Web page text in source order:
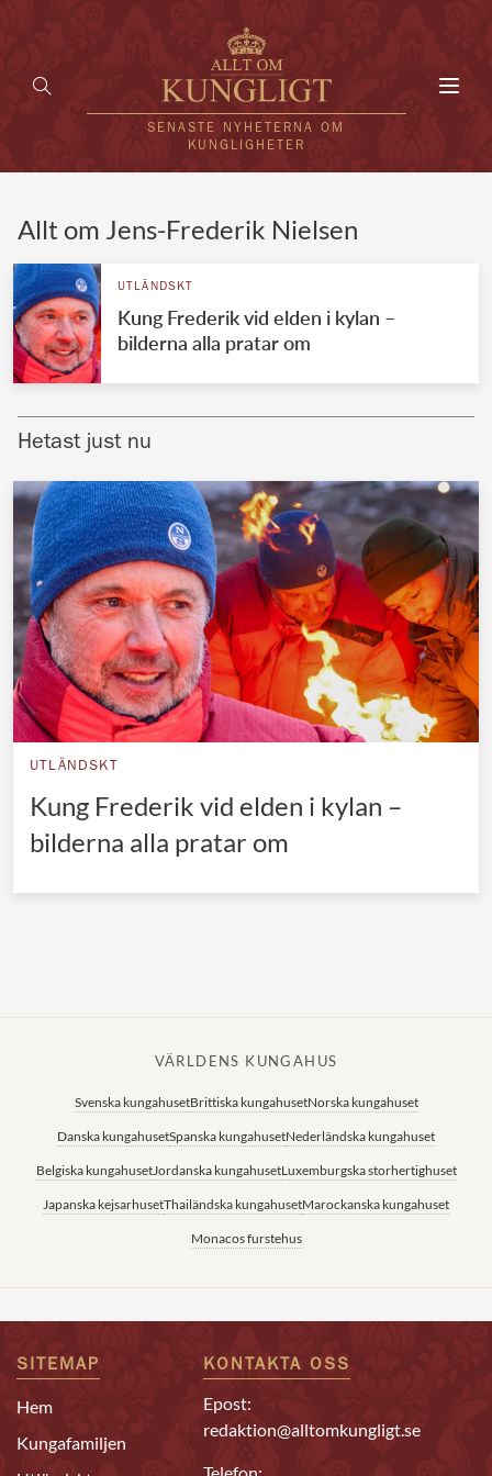
SENASTE NYHETERNA OM
KUNGLIGHETER
UTLÄNDSKT
VÄRLDENS KUNGAHUS
Brittiska kungahuset
Norska kungahuset
Danska kungahuset
Spanska kungahuset
Nederländska kungahuset
Belgiska kungahuset
Jordanska kungahuset
Japanska kejsarhuset
Thailändska kungahuset
Allt om Jens-Frederik Nielsen
UTLÄNDSKT
Kung Frederik vid elden i kylan –
bilderna alla pratar om
Hetast just nu
UTLÄNDSKT
Kung Frederik vid elden i kylan –
bilderna alla pratar om
VÄRLDENS KUNGAHUS
Svenska kungahusetBrittiska kungahusetNorska kungahuset
Danska kungahusetSpanska kungahusetNederländska kungahuset
Belgiska kungahusetJordanska kungahusetLuxemburgska storhertighuset
Japanska kejsarhusetThailändska kungahusetMarockanska kungahuset
Monacos furstehus
SITEMAP
Hem
Kungafamiljen
KONTAKTA OSS
Epost:
redaktion@alltomkungligt.se